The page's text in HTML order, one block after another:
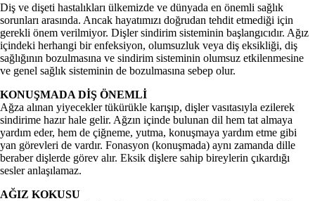
Diş ve dişeti hastalıkları ülkemizde ve dünyada en önemli sağlık
sorunları arasında. Ancak hayatımızı doğrudan tehdit etmediği için
gerekli önem verilmiyor. Dişler sindirim sisteminin başlangıcıdır. Ağız
içindeki herhangi bir enfeksiyon, olumsuzluk veya diş eksikliği, diş
sağlığının bozulmasına ve sindirim sisteminin olumsuz etkilenmesine
ve genel sağlık sisteminin de bozulmasına sebep olur.
KONUŞMADA DİŞ ÖNEMLİ
Ağza alınan yiyecekler tükürükle karışıp, dişler vasıtasıyla ezilerek
sindirime hazır hale gelir. Ağzın içinde bulunan dil hem tat almaya
yardım eder, hem de çiğneme, yutma, konuşmaya yardım etme gibi
yan görevleri de vardır. Fonasyon (konuşmada) aynı zamanda dille
beraber dişlerde görev alır. Eksik dişlere sahip bireylerin çıkardığı
sesler anlaşılamaz.
AĞIZ KOKUSU